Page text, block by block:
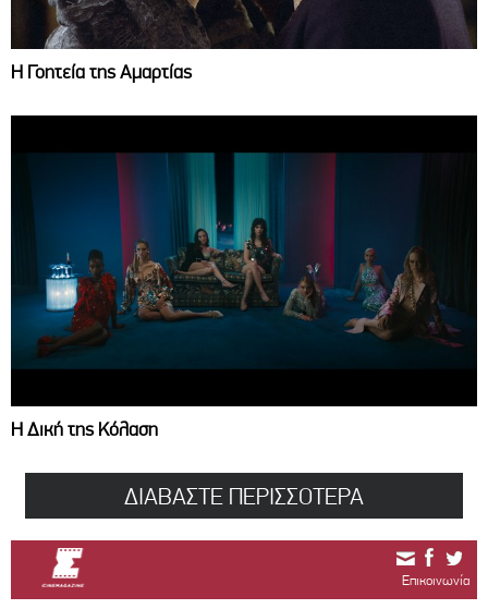
Η Γοητεία της Αμαρτίας
Η Δική της Κόλαση
ΔΙΑΒΑΣΤΕ ΠΕΡΙΣΣΟΤΕΡΑ
Επικοινωνία